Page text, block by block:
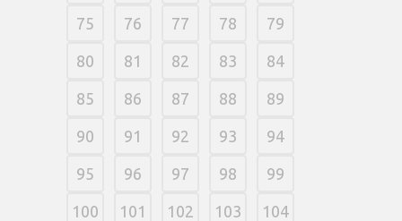
75 76 77 78 79
80 81 82 83 84
85 86 87 88 89
90 91 92 93 94
95 96 97 98 99
100 101 102 103 104